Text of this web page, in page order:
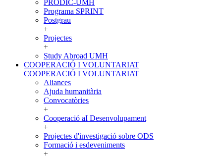
PRODIC-UMH
Programa SPRINT
Postgrau
+
Projectes
+
Study Abroad UMH
COOPERACIÓ I VOLUNTARIAT
COOPERACIÓ I VOLUNTARIAT
Aliances
Ajuda humanitària
Convocatòries
+
Cooperació aI Desenvolupament
+
Projectes d'investigació sobre ODS
Formació i esdeveniments
+